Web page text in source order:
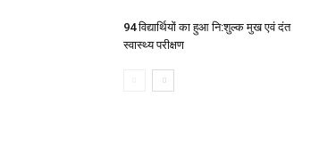
94 विद्यार्थियों का हुआ नि:शुल्क मुख एवं दंत
स्वास्थ्य परीक्षण